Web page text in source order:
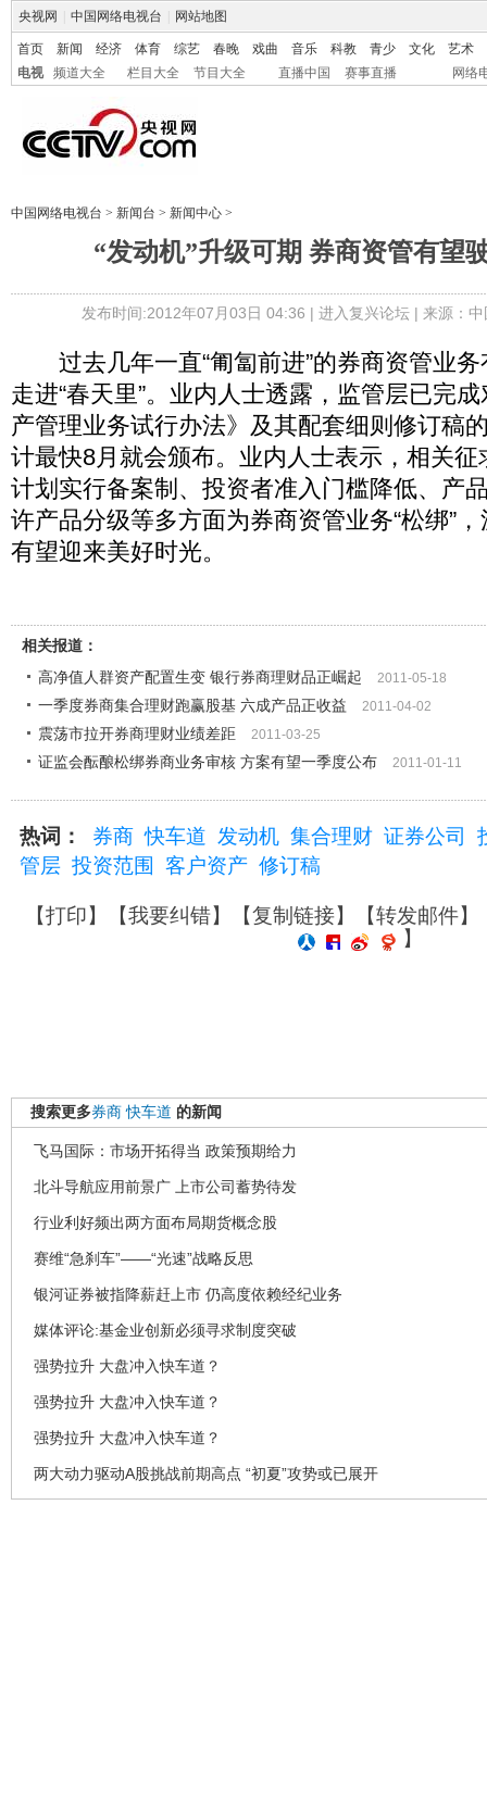
央视网 中国网络电视台 网站地图
首页 新闻 经济 体育 综艺 春晚 戏曲 音乐 科教 青少 文化
艺术
电视
频道大全 栏目大全 节目大全 直播中国 赛事直播 网络
中国网络电视台 > 新闻台 > 新闻中心 >
“发动机”升级可期 券商资管有望
发布时间:2012年07月03日 04:36 | 进入复兴论坛| 来源：
过去几年一直“匍匐前进”的券商资管业务
走进“春天里”。业内人士透露，监管层已完
产管理业务试行办法》及其配套细则修订稿
计最快8月就会颁布。业内人士表示，相关
计划实行备案制、投资者准入门槛降低、产
许产品分级等多方面为券商资管业务“松绑”
有望迎来美好时光。
相关报道：
高净值人群资产配置生变 银行券商理财品正崛起
2011-05-18
一季度券商集合理财跑赢股基 六成产品正收益 2011-04-02
震荡市拉开券商理财业绩差距 2011-03-25
证监会酝酿松绑券商业务审核 方案有望一季度公布 2011-01-11
热词： 券商 快车道 发动机 集合理财 证券公司
管层 投资范围 客户资产 修订稿
【打印】【我要纠错】【复制链接】【转发邮件】
】
搜索更多券商 快车道 的新闻
飞马国际：市场开拓得当 政策预期给力
北斗导航应用前景广 上市公司蓄势待发
行业利好频出两方面布局期货概念股
赛维“急刹车”——“光速”战略反思
银河证券被指降薪赶上市 仍高度依赖经纪业务
媒体评论:基金业创新必须寻求制度突破
强势拉升 大盘冲入快车道？
强势拉升 大盘冲入快车道？
强势拉升 大盘冲入快车道？
两大动力驱动A股挑战前期高点 “初夏”攻势或已展开